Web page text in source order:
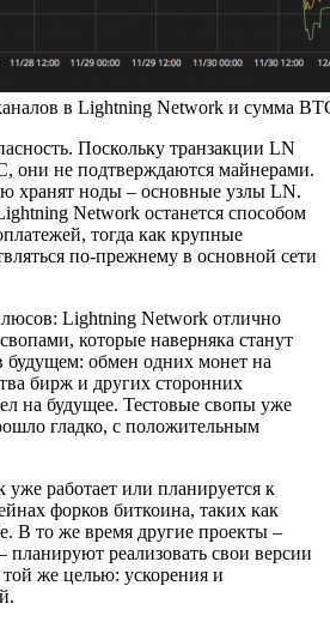
в Lightning Network и сумма
Поскольку транзакции LN
они не подтверждаются майнерами.
хранят ноды – основные узлы LN.
Network останется способом
тогда как крупные
по-прежнему в основной сети
Lightning Network отлично
которые наверняка станут
будущем: обмен одних монет на
бирж и других сторонних
на будущее. Тестовые свопы уже
гладко, с положительным
работает или планируется к
форков биткоина, таких как
В то же время другие проекты –
планируют реализовать свои версии
же целью: ускорения и